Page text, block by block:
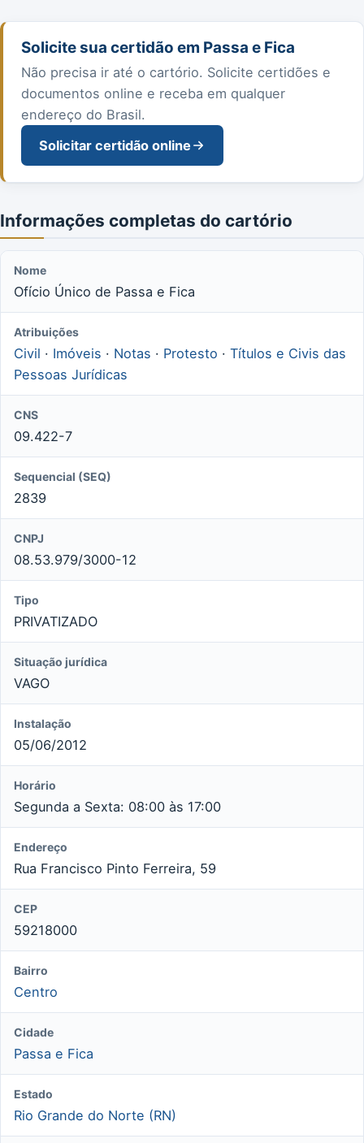
Solicite sua certidão em Passa e Fica
Não precisa ir até o cartório. Solicite certidões e
documentos online e receba em qualquer
endereço do Brasil.
Solicitar certidão online
Informações completas do cartório
Nome
Ofício Único de Passa e Fica
Atribuições
Civil · Imóveis · Notas · Protesto · Títulos e Civis das
Pessoas Jurídicas
CNS
09.422-7
Sequencial (SEQ)
2839
CNPJ
08.53.979/3000-12
Tipo
PRIVATIZADO
Situação jurídica
VAGO
Instalação
05/06/2012
Horário
Segunda a Sexta: 08:00 às 17:00
Endereço
Rua Francisco Pinto Ferreira, 59
CEP
59218000
Bairro
Centro
Cidade
Passa e Fica
Estado
Rio Grande do Norte (RN)